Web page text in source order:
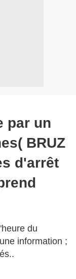
par un
BRUZ
d'arrêt
du
information ;